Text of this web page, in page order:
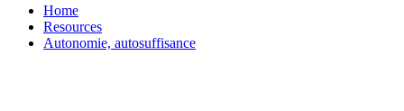
Home
Resources
Autonomie, autosuffisance